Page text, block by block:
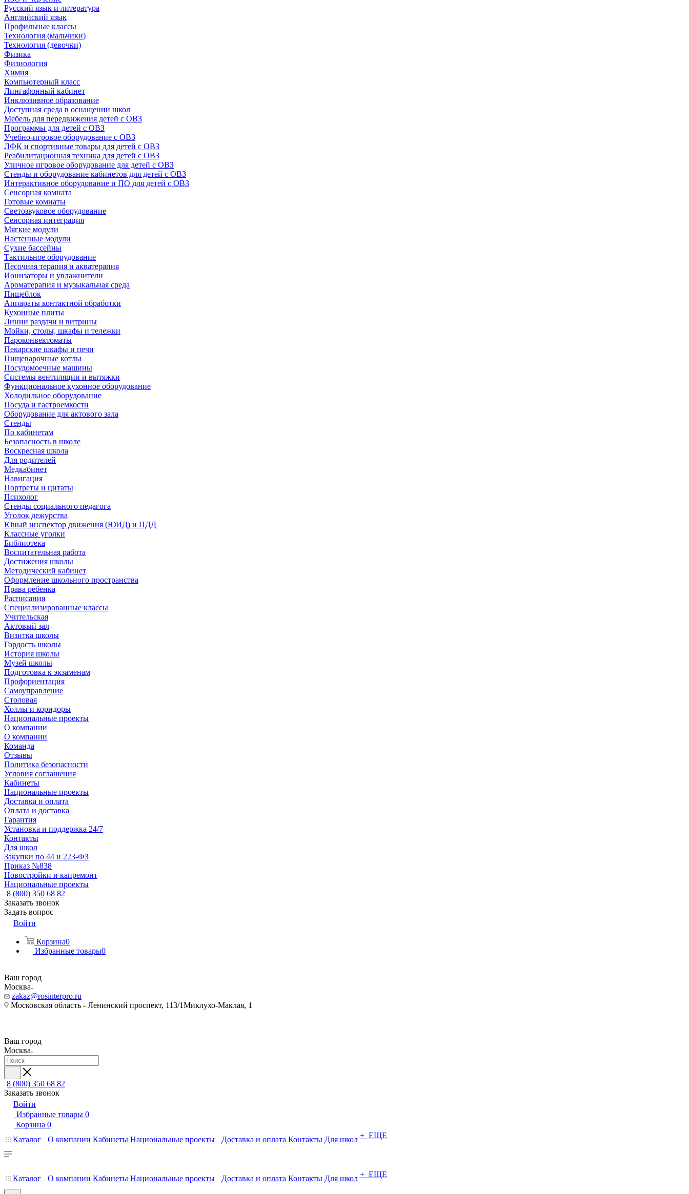
Русский язык и литература
Английский язык
Профильные классы
Технология (мальчики)
Технология (девочки)
Физика
Физиология
Химия
Компьютерный класс
Лингафонный кабинет
Инклюзивное образование
Доступная среда в оснащении школ
Мебель для передвижения детей с ОВЗ
Программы для детей с ОВЗ
Учебно-игровое оборудование с ОВЗ
ЛФК и спортивные товары для детей с ОВЗ
Реабилитационная техника для детей с ОВЗ
Уличное игровое оборудование для детей с ОВЗ
Стенды и оборудование кабинетов для детей с ОВЗ
Интерактивное оборудование и ПО для детей с ОВЗ
Сенсорная комната
Готовые комнаты
Светозвуковое оборудование
Сенсорная интеграция
Мягкие модули
Настенные модули
Сухие бассейны
Тактильное оборудование
Песочная терапия и акватерапия
Ионизаторы и увлажнители
Ароматерапия и музыкальная среда
Пищеблок
Аппараты контактной обработки
Кухонные плиты
Линии раздачи и витрины
Мойки, столы, шкафы и тележки
Пароконвектоматы
Пекарские шкафы и печи
Пищеварочные котлы
Посудомоечные машины
Системы вентиляции и вытяжки
Функциональное кухонное оборудование
Холодильное оборудование
Посуда и гастроемкости
Оборудование для актового зала
Стенды
По кабинетам
Безопасность в школе
Воскресная школа
Для родителей
Медкабинет
Навигация
Портреты и цитаты
Психолог
Стенды социального педагога
Уголок дежурства
Юный инспектор движения (ЮИД) и ПДД
Классные уголки
Библиотека
Воспитательная работа
Достижения школы
Методический кабинет
Оформление школьного пространства
Права ребенка
Расписания
Специализированные классы
Учительская
Актовый зал
Визитка школы
Гордость школы
История школы
Музей школы
Подготовка к экзаменам
Профориентация
Самоуправление
Столовая
Холлы и коридоры
Национальные проекты
О компании
О компании
Команда
Отзывы
Политика безопасности
Условия соглашения
Кабинеты
Национальные проекты
Доставка и оплата
Оплата и доставка
Гарантия
Установка и поддержка 24/7
Контакты
Для школ
Закупки по 44 и 223-ФЗ
Приказ №838
Новостройки и капремонт
Национальные проекты
8 (800) 350 68 82
Заказать звонок
Задать вопрос
Войти
Корзина0
Избранные товары0
Ваш город
Москва
zakaz@rosinterpro.ru
Московская область - Ленинский проспект, 113/1Миклухо-Маклая, 1
Ваш город
Москва
8 (800) 350 68 82
Заказать звонок
Войти
Избранные товары 0
Корзина 0
Каталог
О компании Кабинеты Национальные проекты Доставка и оплата Контакты Для школ + ЕЩЕ
Каталог О компании Кабинеты Национальные проекты Доставка и оплата Контакты Для школ + ЕЩЕ